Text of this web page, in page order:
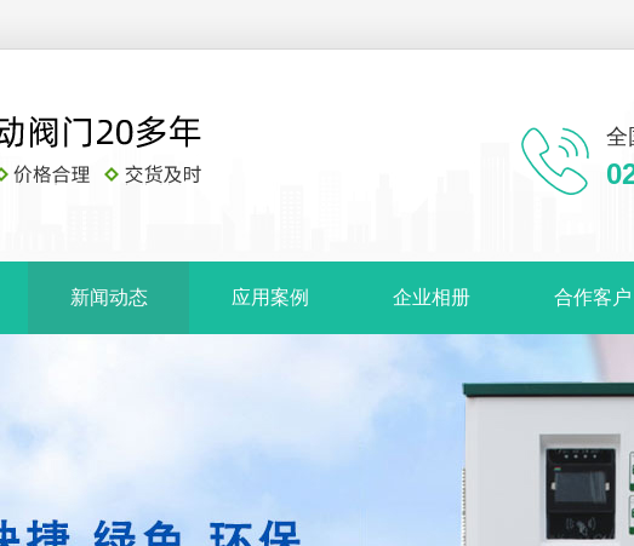
全
新闻动态 应用案例 企业相册 合作客户